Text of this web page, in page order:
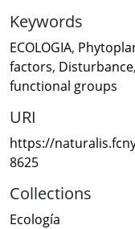
Keywords
ECOLOGIA,
factors, Disturbance,
functional groups
URI
https://
8625
Collections
Ecología